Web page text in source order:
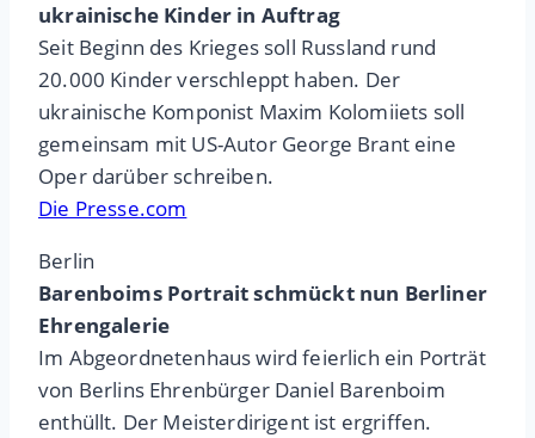
ukrainische Kinder in Auftrag
Seit Beginn des Krieges soll Russland rund
20.000 Kinder verschleppt haben. Der
ukrainische Komponist Maxim Kolomiiets soll
gemeinsam mit US-Autor George Brant eine
Oper darüber schreiben.
Die Presse.com
Berlin
Barenboims Portrait schmückt nun Berliner
Ehrengalerie
Im Abgeordnetenhaus wird feierlich ein Porträt
von Berlins Ehrenbürger Daniel Barenboim
enthüllt. Der Meisterdirigent ist ergriffen.